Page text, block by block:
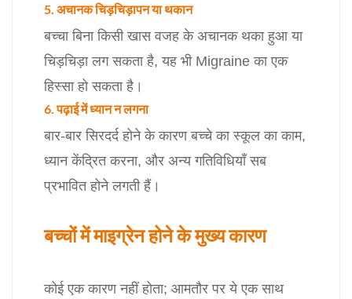
5. अचानक चिड़चिड़ापन या थकान
बच्चा बिना किसी खास वजह के अचानक थका हुआ या
चिड़चिड़ा लग सकता है, यह भी Migraine का एक
हिस्सा हो सकता है।
6. पढ़ाई में ध्यान न लगना
बार-बार सिरदर्द होने के कारण बच्चे का स्कूल का काम,
ध्यान केंद्रित करना, और अन्य गतिविधियाँ सब
प्रभावित होने लगती हैं।
बच्चों में माइग्रेन होने के मुख्य कारण
कोई एक कारण नहीं होता; आमतौर पर ये एक साथ